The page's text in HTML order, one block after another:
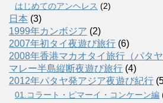
はじめてのアンヘレス (2)
日本 (3)
1999年カンボジア (2)
2007年初タイ夜遊び旅行 (6)
2008年香港マカオタイ旅行（パタヤ
マレー半島縦断夜遊び旅行 (4)
2012年パタヤ発アジア夜遊び紀行
01.コラート・ピマーイ・コンケーン編